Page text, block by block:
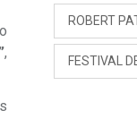
,
ROBERT
FESTIVAL